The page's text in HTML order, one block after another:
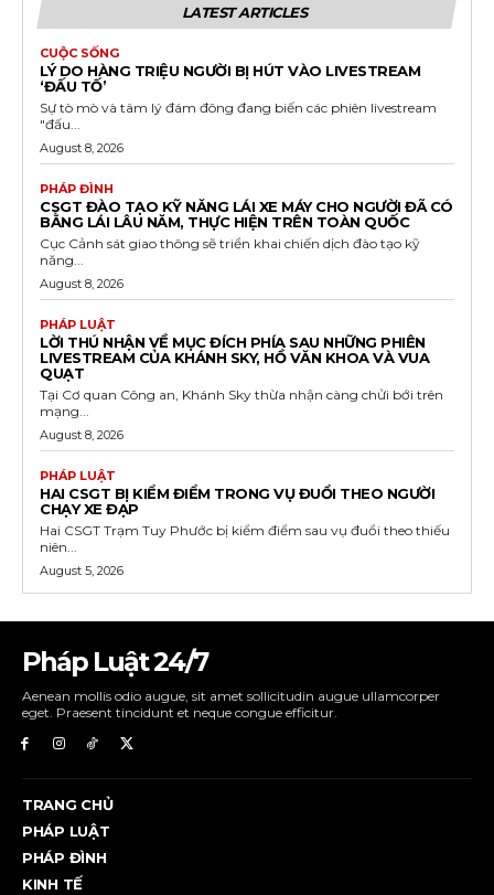
LATEST ARTICLES
CUỘC SỐNG
LÝ DO HÀNG TRIỆU NGƯỜI BỊ HÚT VÀO LIVESTREAM
‘ĐẤU TỐ’
Sự tò mò và tâm lý đám đông đang biến các phiên livestream
"đấu...
August 8, 2026
PHÁP ĐÌNH
CSGT ĐÀO TẠO KỸ NĂNG LÁI XE MÁY CHO NGƯỜI ĐÃ CÓ
BẰNG LÁI LÂU NĂM, THỰC HIỆN TRÊN TOÀN QUỐC
Cục Cảnh sát giao thông sẽ triển khai chiến dịch đào tạo kỹ
năng...
August 8, 2026
PHÁP LUẬT
LỜI THÚ NHẬN VỀ MỤC ĐÍCH PHÍA SAU NHỮNG PHIÊN
LIVESTREAM CỦA KHÁNH SKY, HỒ VĂN KHOA VÀ VUA
QUẠT
Tại Cơ quan Công an, Khánh Sky thừa nhận càng chửi bới trên
mạng...
August 8, 2026
PHÁP LUẬT
HAI CSGT BỊ KIỂM ĐIỂM TRONG VỤ ĐUỔI THEO NGƯỜI
CHẠY XE ĐẠP
Hai CSGT Trạm Tuy Phước bị kiểm điểm sau vụ đuổi theo thiếu
niên...
August 5, 2026
Pháp Luật 24/7
Aenean mollis odio augue, sit amet sollicitudin augue ullamcorper
eget. Praesent tincidunt et neque congue efficitur.
TRANG CHỦ
PHÁP LUẬT
PHÁP ĐÌNH
KINH TẾ